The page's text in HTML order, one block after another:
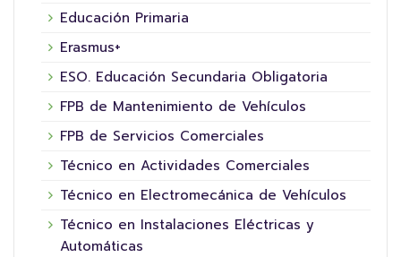
Educación Primaria
Erasmus+
ESO. Educación Secundaria Obligatoria
FPB de Mantenimiento de Vehículos
FPB de Servicios Comerciales
Técnico en Actividades Comerciales
Técnico en Electromecánica de Vehículos
Técnico en Instalaciones Eléctricas y
Automáticas